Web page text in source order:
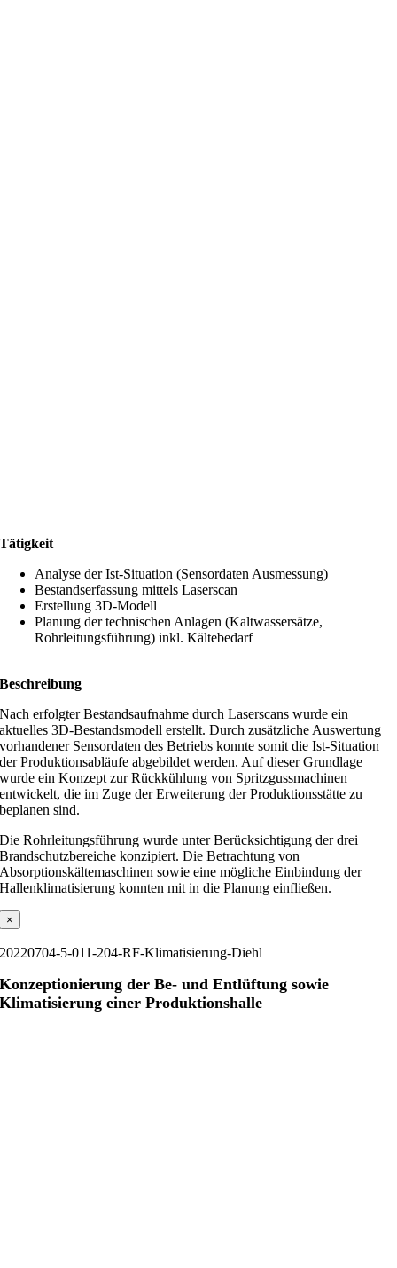
Tätigkeit
Analyse der Ist-Situation (Sensordaten Ausmessung)
Bestandserfassung mittels Laserscan
Erstellung 3D-Modell
Planung der technischen Anlagen (Kaltwassersätze,
Rohrleitungsführung) inkl. Kältebedarf
Beschreibung
Nach erfolgter Bestandsaufnahme durch Laserscans wurde ein
aktuelles 3D-Bestandsmodell erstellt. Durch zusätzliche Auswertung
vorhandener Sensordaten des Betriebs konnte somit die Ist-Situation
der Produktionsabläufe abgebildet werden. Auf dieser Grundlage
wurde ein Konzept zur Rückkühlung von Spritzgussmachinen
entwickelt, die im Zuge der Erweiterung der Produktionsstätte zu
beplanen sind.
Die Rohrleitungsführung wurde unter Berücksichtigung der drei
Brandschutzbereiche konzipiert. Die Betrachtung von
Absorptionskältemaschinen sowie eine mögliche Einbindung der
Hallenklimatisierung konnten mit in die Planung einfließen.
×
20220704-5-011-204-RF-Klimatisierung-Diehl
Konzeptionierung der Be- und Entlüftung sowie
Klimatisierung einer Produktionshalle